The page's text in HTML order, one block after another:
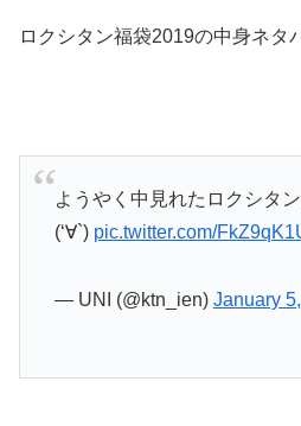
ロクシタン福袋2019の中身ネタ
ようやく中見れたロクシタ
(‘∀`) pic.twitter.com/
— UNI (@ktn_ien) January